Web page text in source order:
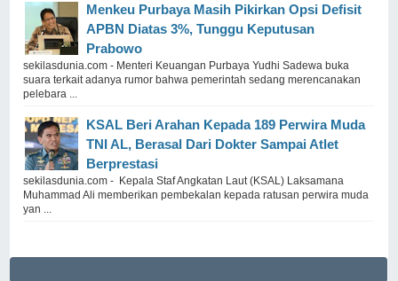
Menkeu Purbaya Masih Pikirkan Opsi Defisit
APBN Diatas 3%, Tunggu Keputusan
Prabowo
sekilasdunia.com - Menteri Keuangan Purbaya Yudhi Sadewa buka
suara terkait adanya rumor bahwa pemerintah sedang merencanakan
pelebara ...
KSAL Beri Arahan Kepada 189 Perwira Muda
TNI AL, Berasal Dari Dokter Sampai Atlet
Berprestasi
sekilasdunia.com - Kepala Staf Angkatan Laut (KSAL) Laksamana
Muhammad Ali memberikan pembekalan kepada ratusan perwira muda
yan ...